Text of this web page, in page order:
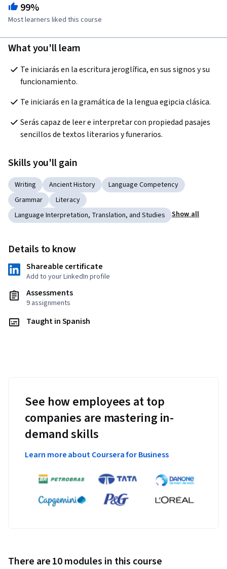
99%
Most learners liked this course
What you'll learn
Te iniciarás en la escritura jeroglífica, en sus signos y su
funcionamiento.
Te iniciarás en la gramática de la lengua egipcia clásica.
Serás capaz de leer e interpretar con propiedad pasajes
sencillos de textos literarios y funerarios.
Skills you'll gain
Writing Ancient History
Language Competency
Grammar
Literacy
Language Interpretation, Translation, and Studies
Show all
Details to know
Shareable certificate
Add to your LinkedIn profile
Assessments
9 assignments
Taught in Spanish
See how employees at top
companies are mastering in-
demand skills
Learn more about Coursera for Business
There are 10 modules in this course